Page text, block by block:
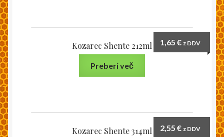
Kozarec Shente 212ml 1,65€ z DDV
Preberi več
Kozarec Shente 314ml 2,55€ z DDV